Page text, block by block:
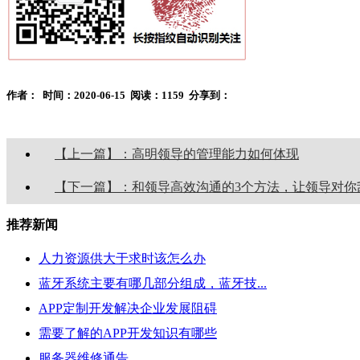
作者： 时间：2020-06-15 阅读：1159 分享到：
【上一篇】：高明领导的管理能力如何体现
【下一篇】：和领导高效沟通的3个方法，让领导对你
推荐新闻
人力资源供大于求时该怎么办
蓝牙系统主要有哪几部分组成，蓝牙技...
APP定制开发解决企业发展阻碍
需要了解的APP开发知识有哪些